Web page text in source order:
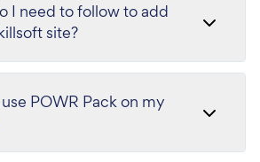
I need to follow to add
site?
POWR Pack on my